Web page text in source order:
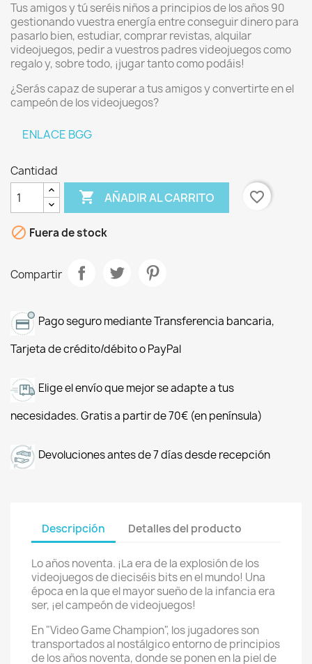
Tus amigos y tú seréis niños a principios de los años 90
gestionando vuestra energía entre conseguir dinero para
pasarlo bien, estudiar, comprar revistas, alquilar
videojuegos, pedir a vuestros padres videojuegos como
regalo y, sobre todo, ¡jugar tanto como podáis!
¿Serás capaz de superar a tus amigos y convertirte en el
campeón de los videojuegos?
ENLACE BGG
Cantidad
 AÑADIR AL CARRITO favorite_border
 Fuera de stock
Compartir
Pago seguro mediante Transferencia bancaria,
Tarjeta de crédito/débito o PayPal
Elige el envío que mejor se adapte a tus
necesidades. Gratis a partir de 70€ (en península)
Devoluciones antes de 7 días desde recepción
Descripción Detalles del producto
Lo años noventa. ¡La era de la explosión de los
videojuegos de dieciséis bits en el mundo! Una
época en la que el mayor sueño de la infancia era
ser, ¡el campeón de videojuegos!
En "Video Game Champion", los jugadores son
transportados al nostálgico entorno de principios
de los años noventa, donde se ponen en la piel de